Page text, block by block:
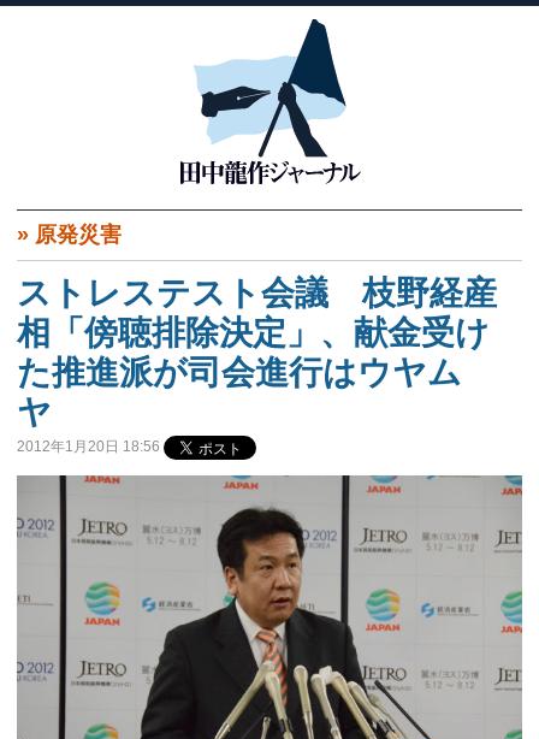
» 原発災害
ストレステスト会議 枝野経産
相「傍聴排除決定」、献金受け
た推進派が司会進行はウヤム
ヤ
2012年1月20日 18:56